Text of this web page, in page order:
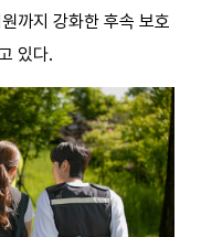
까지 강화한 후속 보호
있다.